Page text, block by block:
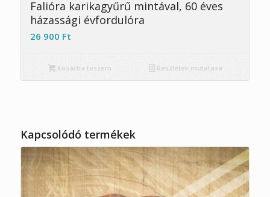
Falióra karikagyűrű mintával, 60 éves
házassági évfordulóra
26 900 Ft
Kosárba teszem Részletek mutatása
Kapcsolódó termékek